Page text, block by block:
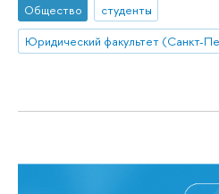
Общество
студенты